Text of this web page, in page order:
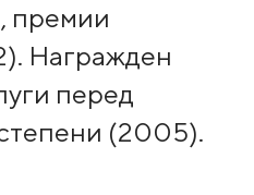
премии
Награжден
перед
(2005).